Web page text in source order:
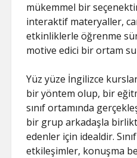
mükemmel bir
interaktif materyaller,
etkinliklerle öğrenme
motive edici bir ortam
Yüz yüze İngilizce
bir yöntem olup, bir
sınıf ortamında
bir grup arkadaşla
edenler için idealdir.
etkileşimler, konuşma